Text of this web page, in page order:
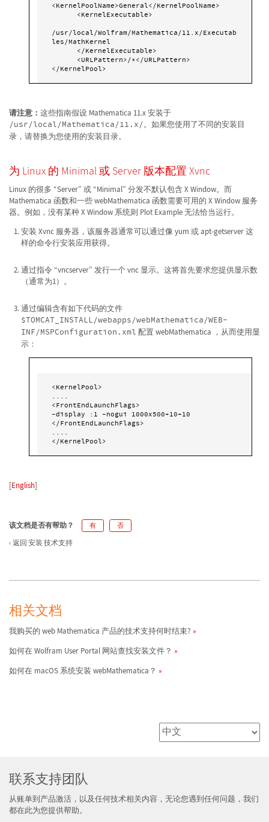
<KernelPoolName>General</KernelPoolName>
/usr/local/Wolfram/Mathematica/11.x/Executab
les/MathKernel
</KernelPool>
请注意： 这些指南假设 Mathematica 11.x 安装于
/usr/local/Mathematica/11.x/。如果您使用了不同的安装目
录，请替换为您使用的安装目录。
为 Linux 的 Minimal 或 Server 版本配置 Xvnc
Linux 的很多 “Server” 或 “Minimal” 分发不默认包含 X Window。而
Mathematica 函数和一些 webMathematica 函数需要可用的 X Window 服务
器。例如，没有某种 X Window 系统则 Plot Example 无法恰当运行。
安装 Xvnc 服务器，该服务器通常可以通过像 yum 或 apt-getserver 这
样的命令行安装应用获得。
通过指令 “vncserver” 发行一个 vnc 显示。这将首先要求您提供显示数
（通常为1）。
通过编辑含有如下代码的文件
$TOMCAT_INSTALL/webapps/webMathematica/WEB-
INF/MSPConfiguration.xml 配置 webMathematica ，从而使用显
示：
<KernelPool>
....
<FrontEndLaunchFlags>
-display :1 -nogui 1000x500+10+10
</FrontEndLaunchFlags>
....
</KernelPool>
[English]
该文档是否有帮助？ 有 否
返回 安装 技术支持
相关文档
我购买的 web Mathematica 产品的技术支持何时结束?
如何在 Wolfram User Portal 网站查找安装文件？
如何在 macOS 系统安装 webMathematica？
联系支持团队
从账单到产品激活，以及任何技术相关内容，无论您遇到任何问题，我们
都在此为您提供帮助。